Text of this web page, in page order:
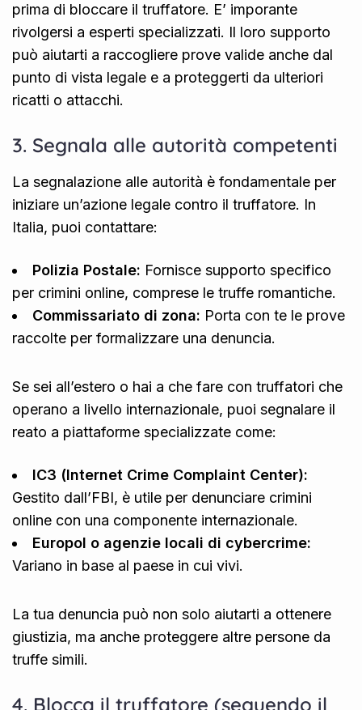
prima di bloccare il truffatore. E’ imporante
rivolgersi a esperti specializzati. Il loro supporto
può aiutarti a raccogliere prove valide anche dal
punto di vista legale e a proteggerti da ulteriori
ricatti o attacchi.
3. Segnala alle autorità competenti
La segnalazione alle autorità è fondamentale per
iniziare un’azione legale contro il truffatore. In
Italia, puoi contattare:
Polizia Postale: Fornisce supporto specifico
per crimini online, comprese le truffe romantiche.
Commissariato di zona: Porta con te le prove
raccolte per formalizzare una denuncia.
Se sei all’estero o hai a che fare con truffatori che
operano a livello internazionale, puoi segnalare il
reato a piattaforme specializzate come:
IC3 (Internet Crime Complaint Center):
Gestito dall’FBI, è utile per denunciare crimini
online con una componente internazionale.
Europol o agenzie locali di cybercrime:
Variano in base al paese in cui vivi.
La tua denuncia può non solo aiutarti a ottenere
giustizia, ma anche proteggere altre persone da
truffe simili.
4. Blocca il truffatore (seguendo il